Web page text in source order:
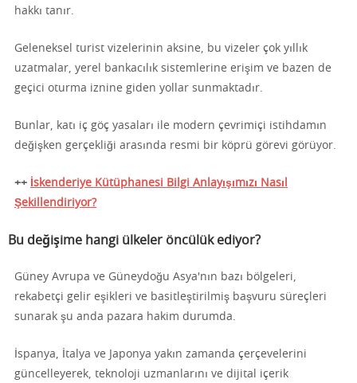
hakkı tanır.
Geleneksel turist vizelerinin aksine, bu vizeler çok yıllık
uzatmalar, yerel bankacılık sistemlerine erişim ve bazen de
geçici oturma iznine giden yollar sunmaktadır.
Bunlar, katı iç göç yasaları ile modern çevrimiçi istihdamın
değişken gerçekliği arasında resmi bir köprü görevi görüyor.
++ İskenderiye Kütüphanesi Bilgi Anlayışımızı Nasıl
Şekillendiriyor?
Bu değişime hangi ülkeler öncülük ediyor?
Güney Avrupa ve Güneydoğu Asya'nın bazı bölgeleri,
rekabetçi gelir eşikleri ve basitleştirilmiş başvuru süreçleri
sunarak şu anda pazara hakim durumda.
İspanya, İtalya ve Japonya yakın zamanda çerçevelerini
güncelleyerek, teknoloji uzmanlarını ve dijital içerik